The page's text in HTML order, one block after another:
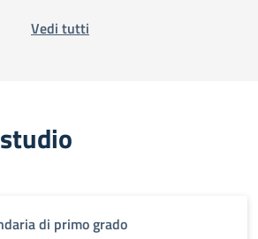
Vedi tutti
di primo grado